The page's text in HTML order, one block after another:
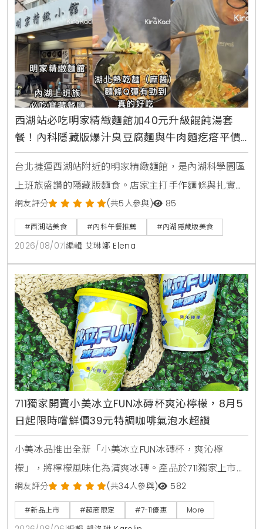
西湖站必吃明家精緻麵館加40元升級餛飩湯套
餐！內科隱藏版爆汁臭豆腐麵與牛肉麵疙瘩平價
攻略
台北捷運西湖站附近的明家精緻麵館，是內湖科學園區
上班族盛讚的隱藏版麵食。店家主打手作麵條與扎實湯
頭，包含香濃的湖北熱乾麵搭配鮮肉餛飩湯套餐，還有
酸甜解膩的蕃茄紅燒牛肉麵疙瘩，以及吸飽湯汁的麻辣
臭豆腐白肉麵。本文完整收錄菜單三大亮點，交通資訊
與營業時間一次整理給您。
網友評分 (共5人參與) 85
#西湖站美食 #內科午餐推薦 #內湖隱藏版美食
2026/08/07 編輯 艾琳娜 Elena
711獨家開賣小美冰立FUN冰磚杯爽沁檸檬，8月5
日起限時嚐鮮價39元特調咖啡氣泡水超讚
小美冰品推出全新「小美冰立FUN冰磚杯，爽沁檸
檬」，將檸檬風味化為清爽冰磚。產品於711獨家上市，
2026年8月5日至9月1日享嚐鮮價39元。顆粒狀冰磚可
直接食用，也能加入氣泡水或咖啡混搭出夏日特調飲
品。
網友評分 (共34人參與) 582
#新品上市 #超商限定 #7-11優惠 More